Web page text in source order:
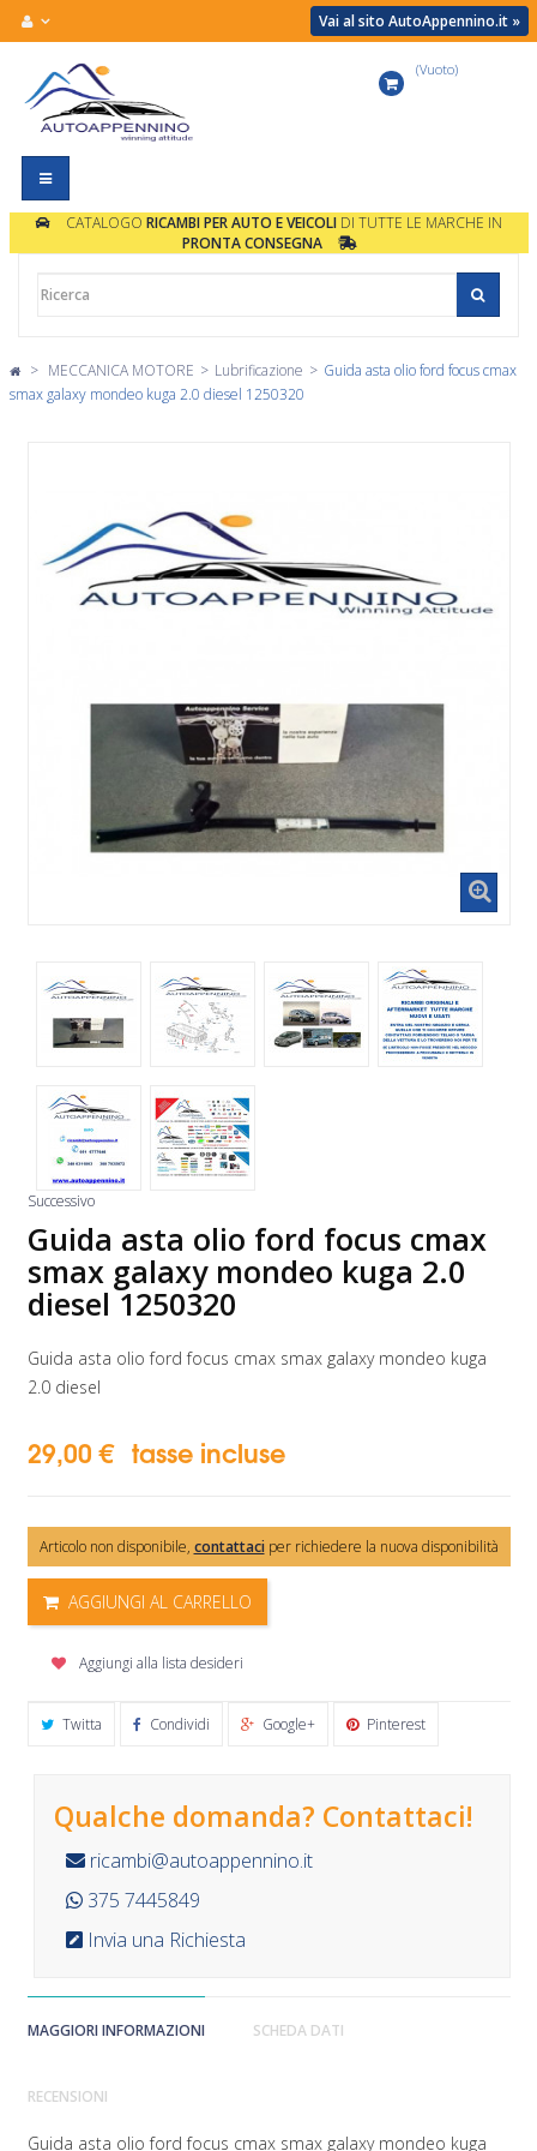
Vai al sito AutoAppennino.it »
Navigazione
Toggle
(Vuoto)
CATALOGO RICAMBI PER AUTO E VEICOLIDI TUTTE LE MARCHE IN
PRONTA CONSEGNA
> MECCANICA MOTORE > Lubrificazione > Guida asta olio ford focus cmax
smax galaxy mondeo kuga 2.0 diesel 1250320
Successivo
Guida asta olio ford focus cmax
smax galaxy mondeo kuga 2.0
diesel 1250320
Guida asta olio ford focus cmax smax galaxy mondeo kuga
2.0 diesel
29,00 € tasse incluse
Articolo non disponibile, contattaciper richiedere la nuova disponibilità
AGGIUNGI AL CARRELLO
Aggiungi alla lista desideri
Twitta Condividi Google+ Pinterest
Qualche domanda? Contattaci!
ricambi@autoappennino.it
375 7445849
Invia una Richiesta
MAGGIORI INFORMAZIONI SCHEDA DATI
RECENSIONI
Guida asta olio ford focus cmax smax galaxy mondeo kuga